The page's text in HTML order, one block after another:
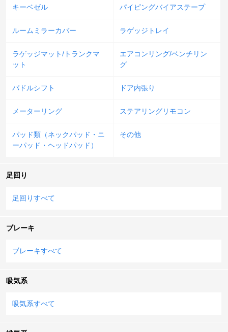
キーベゼル パイピングバイアステープ
ルームミラーカバー ラゲッジトレイ
ラゲッジマット/トランクマ
ット
エアコンリング/ベンチリン
グ
パドルシフト ドア内張り
メーターリング ステアリングリモコン
パッド類（ネックパッド・ニ
ーパッド・ヘッドパッド）
その他
足回り
足回りすべて
ブレーキ
ブレーキすべて
吸気系
吸気系すべて